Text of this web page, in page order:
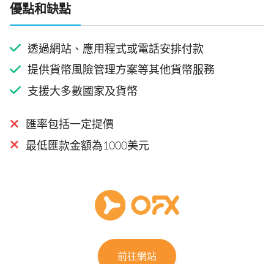
優點和缺點
透過網站、應用程式或電話安排付款
提供貨幣風險管理方案等其他貨幣服務
支援大多數國家及貨幣
匯率包括一定提價
最低匯款金額為1000美元
前往網站